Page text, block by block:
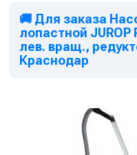
🚚 Для заказа
лопастной JUROP
лев. вращ.,
Краснодар